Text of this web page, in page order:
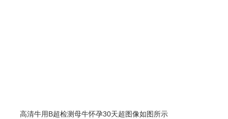
高清牛用B超检测母牛怀孕30天超图像如图所示